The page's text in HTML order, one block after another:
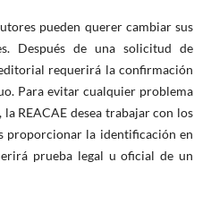
pueden querer cambiar sus
Después de una solicitud de
requerirá la confirmación
Para evitar cualquier problema
REACAE desea trabajar con los
proporcionar la identificación en
prueba legal u oficial de un